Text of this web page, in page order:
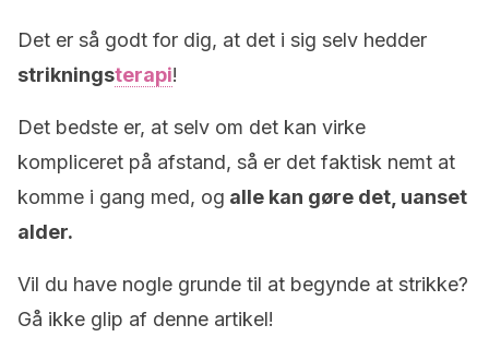
Det er så godt for dig, at det i sig selv hedder
strikningsterapi!
Det bedste er, at selv om det kan virke
kompliceret på afstand, så er det faktisk nemt at
komme i gang med, og alle kan gøre det, uanset
alder.
Vil du have nogle grunde til at begynde at strikke?
Gå ikke glip af denne artikel!